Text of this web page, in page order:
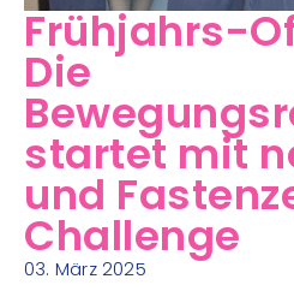
Frühjahrs-
Die
startet mit
und
Challenge
03. März 2025